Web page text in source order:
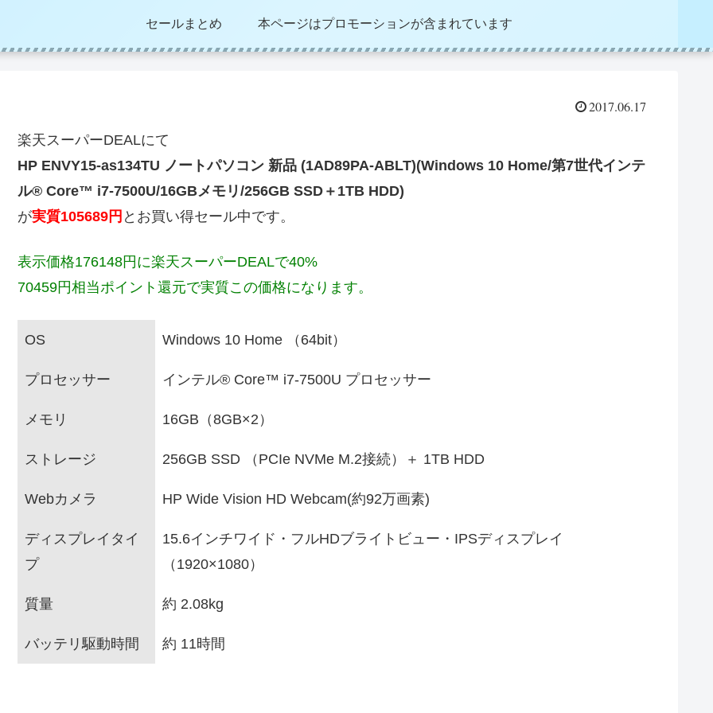
セールまとめ 本ページはプロモーションが含まれています
2017.06.17
楽天スーパーDEALにて
HP ENVY15-as134TU ノートパソコン 新品 (1AD89PA-ABLT)(Windows 10 Home/第7世代インテ
ル® Core™ i7-7500U/16GBメモリ/256GB SSD＋1TB HDD)
が実質105689円 とお買い得セール中です。
表示価格176148円に楽天スーパーDEALで40%
70459円相当ポイント還元で実質この価格になります。
OS Windows 10 Home （64bit）
プロセッサー インテル® Core™ i7-7500U プロセッサー
メモリ 16GB（8GB×2）
ストレージ 256GB SSD （PCIe NVMe M.2接続）＋ 1TB HDD
Webカメラ HP Wide Vision HD Webcam(約92万画素)
ディスプレイタイ
プ
15.6インチワイド・フルHDブライトビュー・IPSディスプレイ
（1920×1080）
質量 約 2.08kg
バッテリ駆動時間 約 11時間